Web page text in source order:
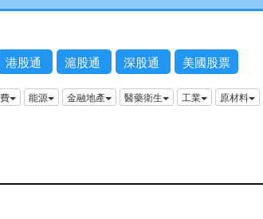
港股通 滬股通 深股通 美國股票
能源 金融地產 醫藥衛生 工業 原材料